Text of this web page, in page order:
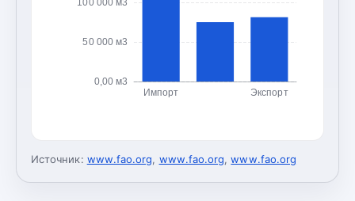
0,00 м3
50 000 м3
Импорт Экспорт
Источник: www.fao.org, www.fao.org,www.fao.org